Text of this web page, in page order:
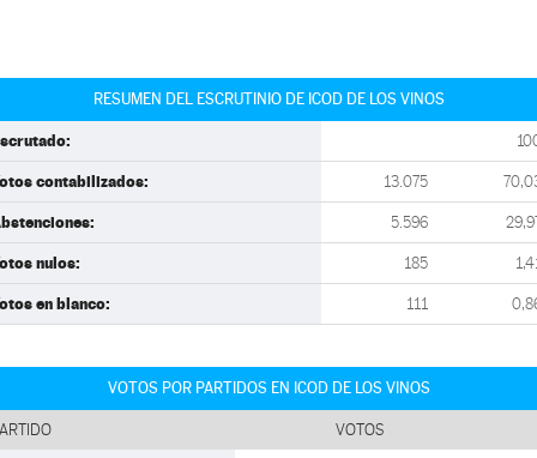
RESUMEN DEL ESCRUTINIO DE ICOD DE LOS VINOS
contabilizados: 13.075
5.596
nulos: 185
en blanco: 111
VOTOS POR PARTIDOS EN ICOD DE LOS VINOS
VOTOS